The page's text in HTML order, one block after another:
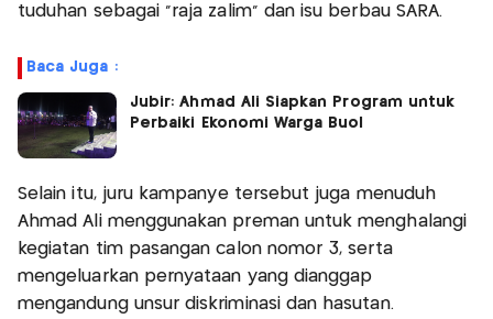
tuduhan sebagai "raja zalim" dan isu berbau SARA.
Baca Juga :
Jubir: Ahmad Ali Siapkan Program untuk
Perbaiki Ekonomi Warga Buol
Selain itu, juru kampanye tersebut juga menuduh
Ahmad Ali menggunakan preman untuk menghalangi
kegiatan tim pasangan calon nomor 3, serta
mengeluarkan pernyataan yang dianggap
mengandung unsur diskriminasi dan hasutan.